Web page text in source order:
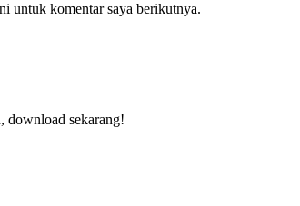
untuk komentar saya berikutnya.
sekarang!